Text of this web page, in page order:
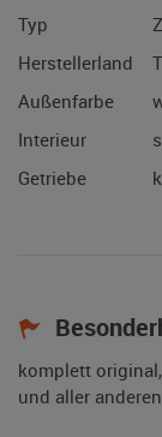
Typ
Herstellerland
Außenfarbe
Interieur
Getriebe
komplett
und aller